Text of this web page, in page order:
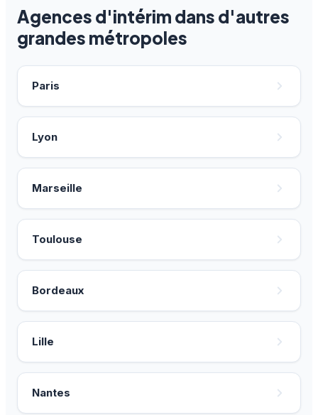
Agences d'intérim dans d'autres
grandes métropoles
Paris
Lyon
Marseille
Toulouse
Bordeaux
Lille
Nantes